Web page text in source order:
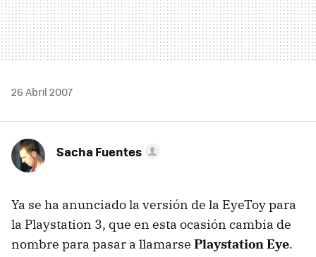
26 Abril 2007
Sacha Fuentes
Ya se ha anunciado la versión de la EyeToy para
la Playstation 3, que en esta ocasión cambia de
nombre para pasar a llamarse Playstation Eye.